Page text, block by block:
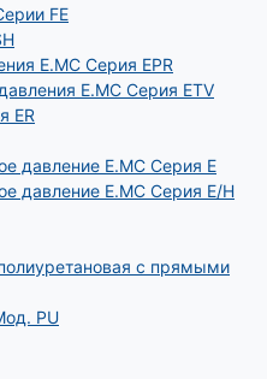
FE
E.MC Серия EPR
E.MC Серия ETV
ER
давление E.MC Серия E
давление E.MC Серия E/H
с прямыми
РU